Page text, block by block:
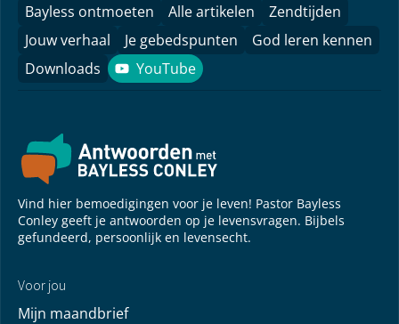
Bayless ontmoeten
Alle artikelen
Zendtijden
Jouw verhaal
Je gebedspunten
God leren kennen
Downloads
YouTube
YouTube
Vind hier bemoedigingen voor je leven! Pastor Bayless
Conley geeft je antwoorden op je levensvragen. Bijbels
gefundeerd, persoonlijk en levensecht.
Voor jou
Mijn maandbrief